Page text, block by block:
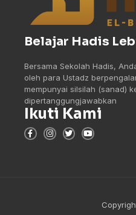
Belajar Hadis
Bersama Sekolah Hadis,
oleh para Ustadz
mempunyai silsilah (sanad)
dipertanggungjawabkan
Ikuti Kami